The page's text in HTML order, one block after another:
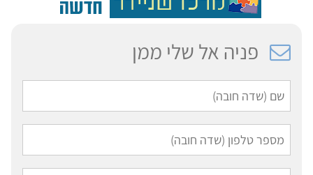
פניה אל שלי ממן